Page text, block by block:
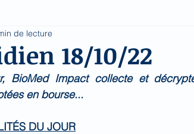
18/10/22
de lecture
BioMed Impact collecte et
en bourse...
DU JOUR